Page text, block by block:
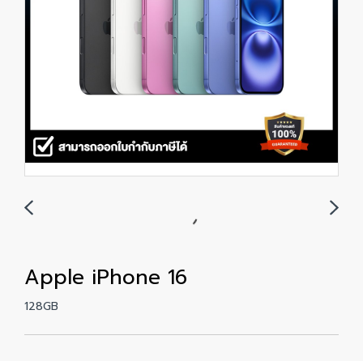
Apple iPhone 16
128GB